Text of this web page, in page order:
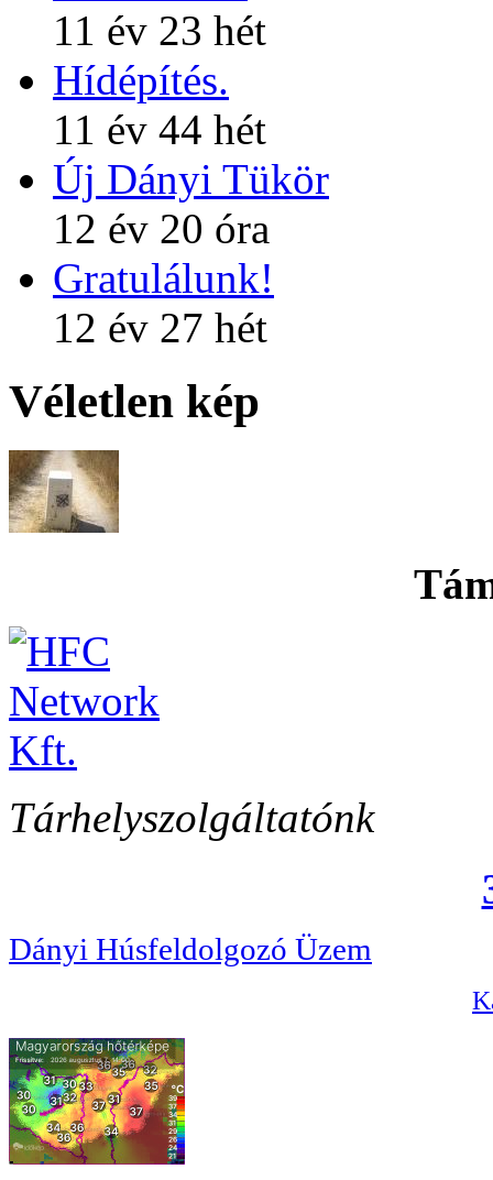
11 év 23 hét
Hídépítés.
11 év 44 hét
Új Dányi Tükör
12 év 20 óra
Gratulálunk!
12 év 27 hét
Véletlen kép
Tárhelyszolgáltatónk
Dányi Húsfeldolgozó Üzem